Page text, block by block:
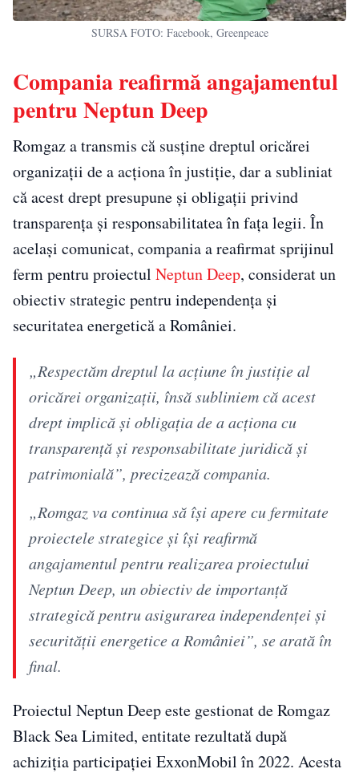
SURSA FOTO: Facebook, Greenpeace
Compania reafirmă angajamentul
pentru Neptun Deep
Romgaz a transmis că susține dreptul oricărei
organizații de a acționa în justiție, dar a subliniat
că acest drept presupune și obligații privind
transparența și responsabilitatea în fața legii. În
același comunicat, compania a reafirmat sprijinul
ferm pentru proiectul Neptun Deep, considerat un
obiectiv strategic pentru independența și
securitatea energetică a României.
„Respectăm dreptul la acţiune în justiţie al
oricărei organizaţii, însă subliniem că acest
drept implică şi obligaţia de a acţiona cu
transparenţă şi responsabilitate juridică şi
patrimonială”, precizează compania.
„Romgaz va continua să îşi apere cu fermitate
proiectele strategice şi îşi reafirmă
angajamentul pentru realizarea proiectului
Neptun Deep, un obiectiv de importanţă
strategică pentru asigurarea independenţei şi
securităţii energetice a României”, se arată în
final.
Proiectul Neptun Deep este gestionat de Romgaz
Black Sea Limited, entitate rezultată după
achiziția participației ExxonMobil în 2022. Acesta